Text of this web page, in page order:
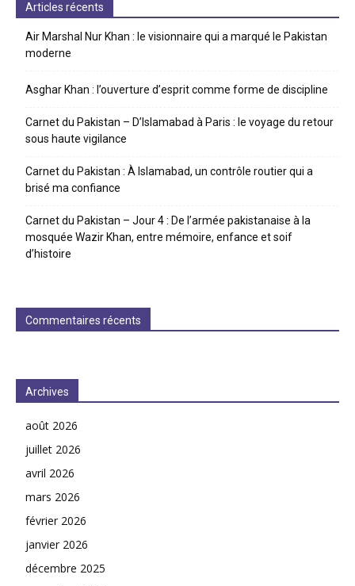
Articles récents
Air Marshal Nur Khan : le visionnaire qui a marqué le Pakistan
moderne
Asghar Khan : l’ouverture d’esprit comme forme de discipline
Carnet du Pakistan – D’Islamabad à Paris : le voyage du retour
sous haute vigilance
Carnet du Pakistan : À Islamabad, un contrôle routier qui a
brisé ma confiance
Carnet du Pakistan – Jour 4 : De l’armée pakistanaise à la
mosquée Wazir Khan, entre mémoire, enfance et soif
d’histoire
Commentaires récents
Archives
août 2026
juillet 2026
avril 2026
mars 2026
février 2026
janvier 2026
décembre 2025